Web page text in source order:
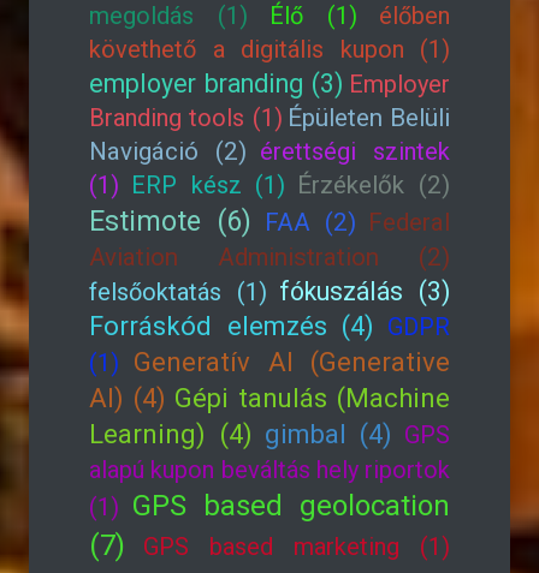
megoldás (1)
Élő (1)
élőben
követhető a digitális kupon (1)
employer branding (3) Employer
Branding tools (1) Épületen Belüli
Navigáció (2) érettségi szintek
(1) ERP kész (1) Érzékelők (2)
Estimote (6) FAA (2) Federal
Aviation Administration (2)
felsőoktatás (1) fókuszálás (3)
Forráskód elemzés (4) GDPR
(1) Generatív AI (Generative
AI) (4) Gépi tanulás (Machine
Learning) (4) gimbal (4) GPS
alapú kupon beváltás hely riportok
(1) GPS based geolocation
(7)
GPS based marketing (1)